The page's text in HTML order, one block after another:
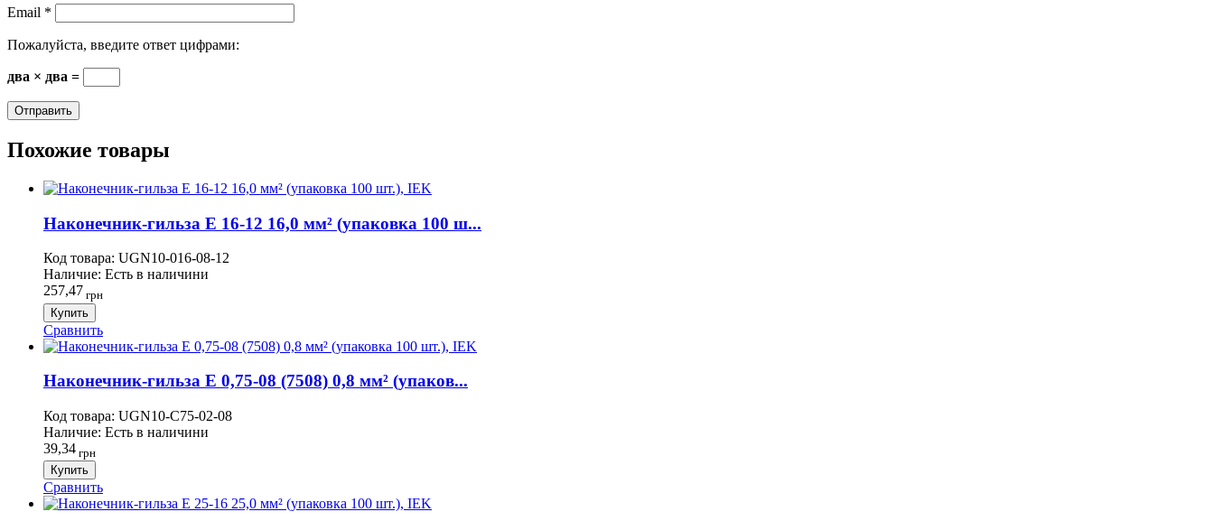
Email *
Пожалуйста, введите ответ цифрами:
два × два =
Похожие товары
Наконечник-гильза Е 16-12 16,0 мм² (упаковка 100 ш...
Код товара: UGN10-016-08-12
Наличие: Есть в наличини
257,47 грн
Купить
Сравнить
Наконечник-гильза Е 0,75-08 (7508) 0,8 мм² (упаков...
Код товара: UGN10-C75-02-08
Наличие: Есть в наличини
39,34 грн
Купить
Сравнить